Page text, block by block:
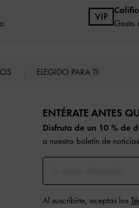
Gasto
ELEGIDO PARA TI
ENTÉRATE ANTES
Disfruta de un 10 % de
a nuestro boletín de
Al suscribirte, aceptas los